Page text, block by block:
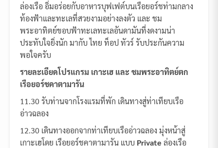
ล่องเรือ อิ่มอร่อยกับอาหารบุฟเฟต์บนเรือยอร์ชท่ามกลาง
ท้องฟ้าและทะเลที่สวยงามอย่างลงตัว และ ชม
พระอาทิตย์ขอบฟ้าทะเลทะเลอันดามันที่งดงามน่า
ประทับใจยิ่งนัก มากับ ไทย ท็อป ทัวร์ รับประกันความ
พอใจครับ
รายละเอียดโปรแกรม เกาะเฮ และ ชมพระอาทิตย์ตก
เรือยอร์ชคาตามารัน
11.30 รับท่านจากโรงแรมที่พัก เดินทางสู่ท่าเทียบเรือ
อ่าวฉลอง
12.30 เดินทางออกจากท่าเทียบเรืออ่าวฉลอง มุ่งหน้าสู่
เกาะเฮโดย เรือยอร์ชคาตามารัน แบบ Private ล่องเรือ